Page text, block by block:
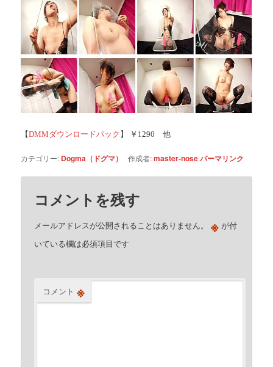
【DMMダウンロードパック 】 ￥1290 他
カテゴリー: Dogma（ドグマ） 作成者:master-noseパーマリンク
コメントを残す
メールアドレスが公開されることはありません。 ※ が付
いている欄は必須項目です
コメント ※